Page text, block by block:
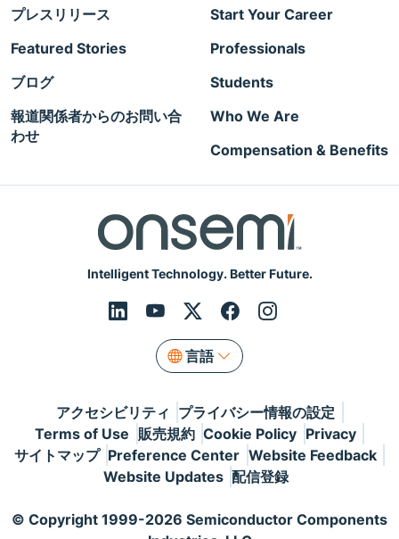
Intelligent Technology. Better Future.
言語
プレスリリース
Featured Stories
ブログ
報道関係者からのお問い合
わせ
Start Your Career
Professionals
Students
Who We Are
Compensation & Benefits
アクセシビリティ プライバシー情報の設定
Terms of Use 販売規約 Cookie Policy Privacy
サイトマップ Preference Center Website Feedback
Website Updates 配信登録
© Copyright 1999-2026 Semiconductor Components